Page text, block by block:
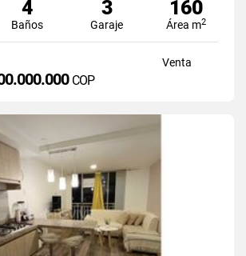
4
Baños
3
Garaje
160
Área m2
Venta
COP